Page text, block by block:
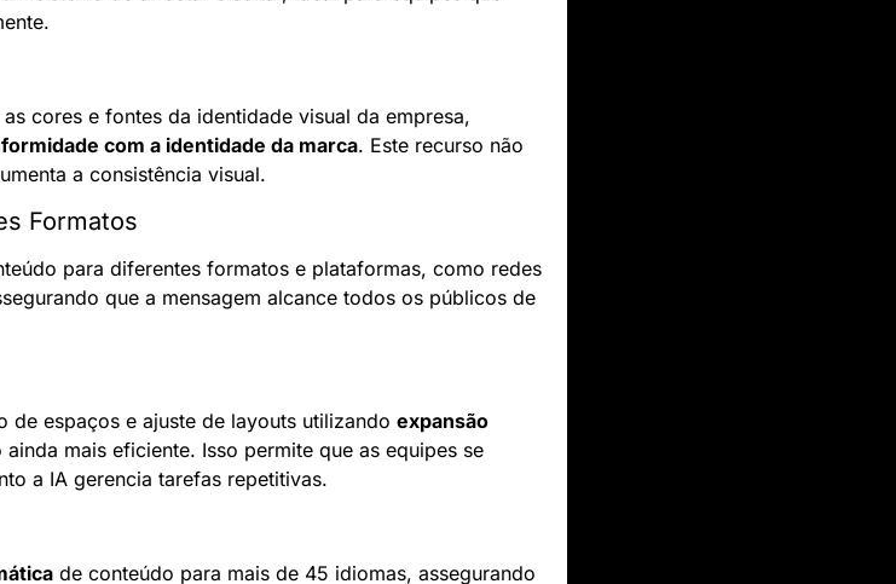
cores e fontes da identidade visual da empresa,
com a identidade da marca. Este recurso não
a consistência visual.
Formatos
para diferentes formatos e plataformas, como redes
que a mensagem alcance todos os públicos de
de espaços e ajuste de layouts utilizando expansão
mais eficiente. Isso permite que as equipes se
a IA gerencia tarefas repetitivas.
de conteúdo para mais de 45 idiomas, assegurando